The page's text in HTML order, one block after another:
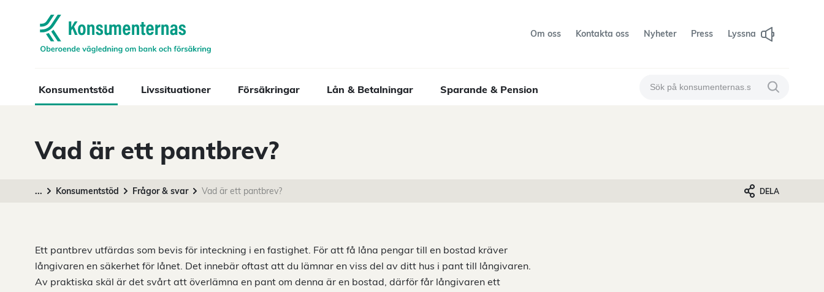
Navigera till startsidan
Om oss Kontakta oss Nyheter Press Lyssna
Konsumentstöd Livssituationer Försäkringar Lån & Betalningar Sparande & Pension
Sök på konsumenternas Sök på
Vad är ett pantbrev?
... Konsumentstöd Frågor & svar Vad är ett pantbrev? DELA
Ett pantbrev utfärdas som bevis för inteckning i en fastighet. För att få låna pengar till en bostad kräver
långivaren en säkerhet för lånet. Det innebär oftast att du lämnar en viss del av ditt hus i pant till långivaren.
Av praktiska skäl är det svårt att överlämna en pant om denna är en bostad, därför får långivaren ett